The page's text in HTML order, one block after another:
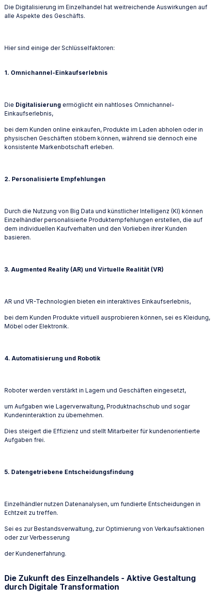
Die Digitalisierung im Einzelhandel hat weitreichende Auswirkungen auf
alle Aspekte des Geschäfts.
Hier sind einige der Schlüsselfaktoren:
1. Omnichannel-Einkaufserlebnis
Die Digitalisierung ermöglicht ein nahtloses Omnichannel-
Einkaufserlebnis,
bei dem Kunden online einkaufen, Produkte im Laden abholen oder in
physischen Geschäften stöbern können, während sie dennoch eine
konsistente Markenbotschaft erleben.
2. Personalisierte Empfehlungen
Durch die Nutzung von Big Data und künstlicher Intelligenz (KI) können
Einzelhändler personalisierte Produktempfehlungen erstellen, die auf
dem individuellen Kaufverhalten und den Vorlieben ihrer Kunden
basieren.
3. Augmented Reality (AR) und Virtuelle Realität (VR)
AR und VR-Technologien bieten ein interaktives Einkaufserlebnis,
bei dem Kunden Produkte virtuell ausprobieren können, sei es Kleidung,
Möbel oder Elektronik.
4. Automatisierung und Robotik
Roboter werden verstärkt in Lagern und Geschäften eingesetzt,
um Aufgaben wie Lagerverwaltung, Produktnachschub und sogar
Kundeninteraktion zu übernehmen.
Dies steigert die Effizienz und stellt Mitarbeiter für kundenorientierte
Aufgaben frei.
5. Datengetriebene Entscheidungsfindung
Einzelhändler nutzen Datenanalysen, um fundierte Entscheidungen in
Echtzeit zu treffen.
Sei es zur Bestandsverwaltung, zur Optimierung von Verkaufsaktionen
oder zur Verbesserung
der Kundenerfahrung.
Die Zukunft des Einzelhandels - Aktive Gestaltung
durch Digitale Transformation